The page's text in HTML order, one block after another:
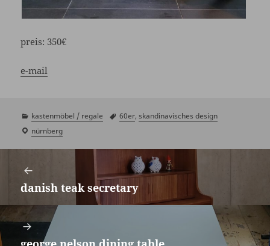
preis: 350€
e-mail
kategorien
kastenmöbel / regale schlagwörter
60er, skandinavisches design
laden
nürnberg
Vorheriger
Beitrag:
danish teak secretary